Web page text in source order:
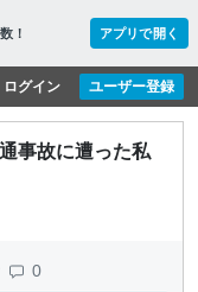
！ アプリで開く
ユーザー登録
ログイン
事故に遭った私
0